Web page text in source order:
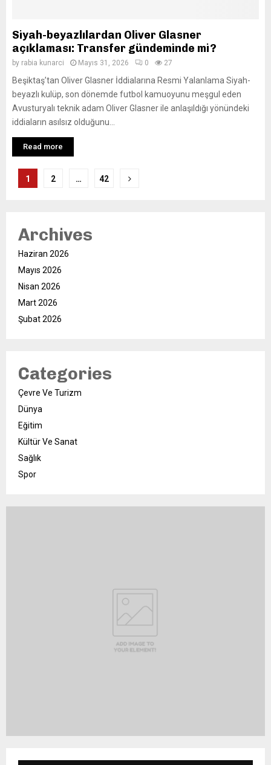
Siyah-beyazlılardan Oliver Glasner
açıklaması: Transfer gündeminde mi?
by rabia kunarci Mayıs 31, 2026 0 27
Beşiktaş’tan Oliver Glasner İddialarına Resmi Yalanlama Siyah-
beyazlı kulüp, son dönemde futbol kamuoyunu meşgul eden
Avusturyalı teknik adam Oliver Glasner ile anlaşıldığı yönündeki
iddiaların asılsız olduğunu...
Read more
Yazı
1 2 … 42
Archives
Haziran 2026
Mayıs 2026
Nisan 2026
Mart 2026
Şubat 2026
Categories
Çevre Ve Turizm
Dünya
Eğitim
Kültür Ve Sanat
Sağlık
Spor